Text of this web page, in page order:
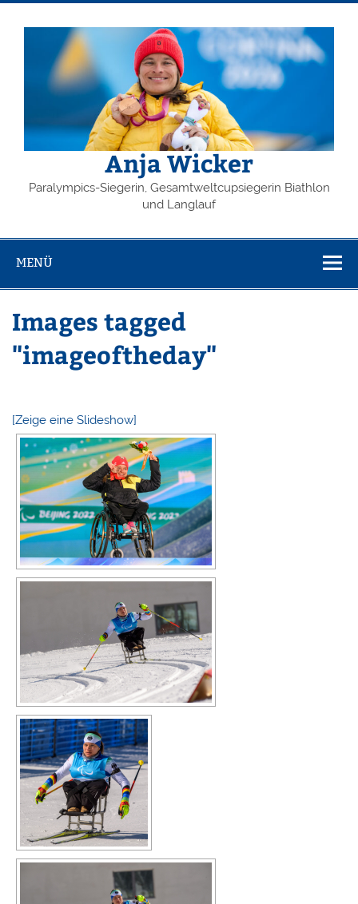
Zum
springen
Anja Wicker
Paralympics-Siegerin, Gesamtweltcupsiegerin Biathlon
und Langlauf
MENÜ
Images tagged
"imageoftheday"
[Zeige eine Slideshow]